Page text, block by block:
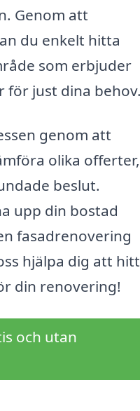
Genom att
du enkelt hitta
som erbjuder
för just dina behov.
genom att
olika offerter,
beslut.
upp din bostad
fasadrenovering
hjälpa dig att
din renovering!
och utan